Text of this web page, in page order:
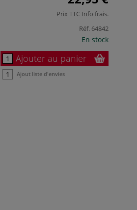
Prix TTC Info frais.
Réf. 64842
En stock
Ajouter au panier
Ajout liste d'envies